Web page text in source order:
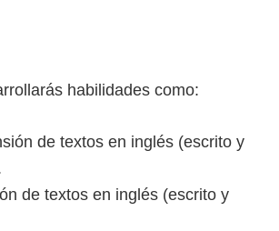
habilidades como:
de textos en inglés (escrito y
de textos en inglés (escrito y